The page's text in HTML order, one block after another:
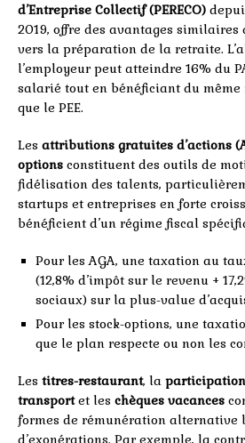
d’Entreprise Collectif (PERECO)
2019, offre des avantages
vers la préparation de la retraite.
l’employeur peut atteindre 16% du
salarié tout en bénéficiant du même
que le PEE.
Les attributions gratuites d’actions
options constituent des outils de
fidélisation des talents,
startups et entreprises en forte
bénéficient d’un régime fiscal
Pour les AGA, une taxation au
(12,8% d’impôt sur le revenu +
sociaux) sur la plus-value
Pour les stock-options, une
que le plan respecte ou non les
Les titres-restaurant, la
transportet les chèques vacances
formes de rémunération alternative
d’exonérations. Par exemple, la